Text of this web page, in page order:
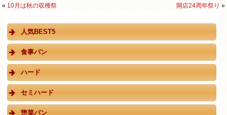
« 10月は秋の収穫祭 開店24周年祭り »
人気BEST5
食事パン
ハード
セミハード
惣菜パン